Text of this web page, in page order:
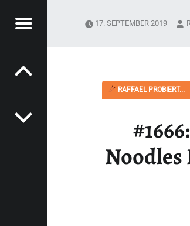
Menü
RAFFAEL PROBIERT...
Noodles
17. SEPTEMBER 2019